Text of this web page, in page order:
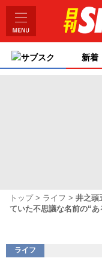
サブスク 新着
トップ ライフ
井之頭
ていた不思議な名前の“あ
ライフ